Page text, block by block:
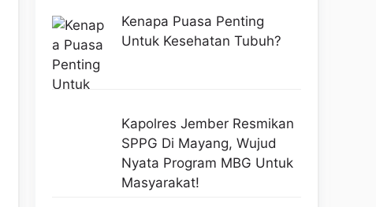
Kenapa Puasa Penting
Untuk Kesehatan Tubuh?
Kapolres Jember Resmikan
SPPG Di Mayang, Wujud
Nyata Program MBG Untuk
Masyarakat!